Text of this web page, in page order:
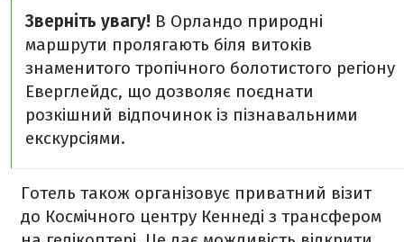
Зверніть увагу! В Орландо природні
маршрути пролягають біля витоків
знаменитого тропічного болотистого регіону
Еверглейдс, що дозволяє поєднати
розкішний відпочинок із пізнавальними
екскурсіями.
Готель також організовує приватний візит
до Космічного центру Кеннеді з трансфером